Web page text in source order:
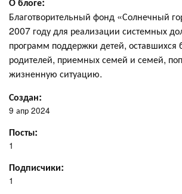
Благотворительный фонд «Солнечный
2007 году для реализации системных
программ поддержки детей, оставшихся
родителей, приемных семей и семей,
жизненную ситуацию.
Создан:
9 апр 2024
Посты:
1
Подписчики:
1